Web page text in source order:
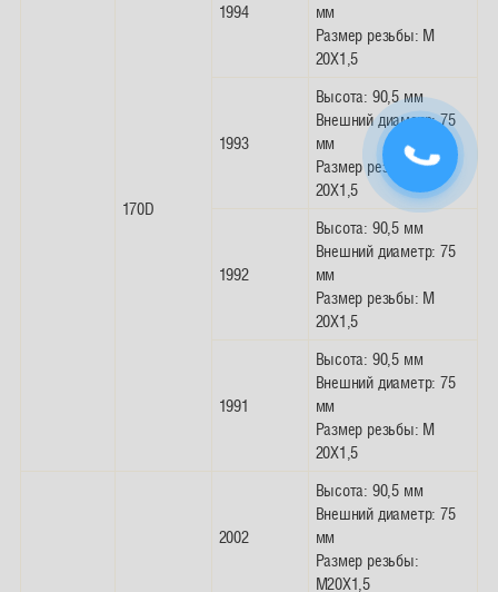
170D
1994
мм
Размер резьбы: M
20X1,5
1993
Высота: 90,5 мм
Внешний диаметр: 75
мм
Размер резьбы: M
20X1,5
1992
Высота: 90,5 мм
Внешний диаметр: 75
мм
Размер резьбы: M
20X1,5
1991
Высота: 90,5 мм
Внешний диаметр: 75
мм
Размер резьбы: M
20X1,5
2002
Высота: 90,5 мм
Внешний диаметр: 75
мм
Размер резьбы:
M20X1,5